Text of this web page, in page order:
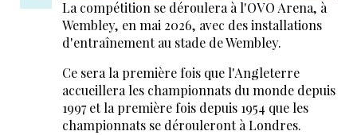
La compétition se déroulera à l'OVO Arena, à
Wembley, en mai 2026, avec des installations
d'entraînement au stade de Wembley.
Ce sera la première fois que l'Angleterre
accueillera les championnats du monde depuis
1997 et la première fois depuis 1954 que les
championnats se dérouleront à Londres.